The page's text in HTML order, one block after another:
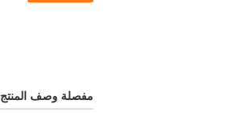
مفصلة وصف المنتج